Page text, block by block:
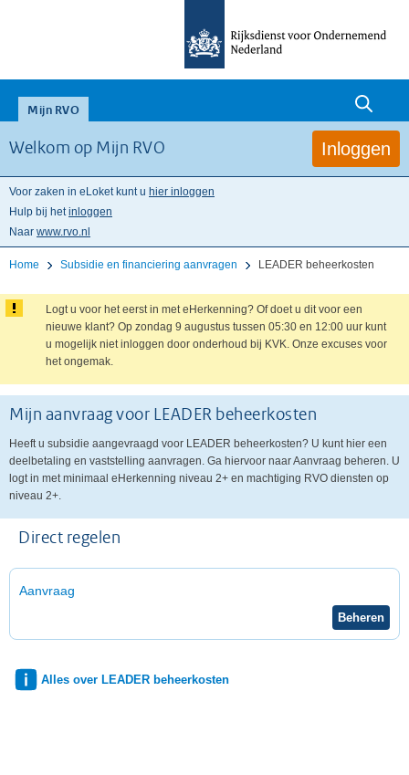
Mijn RVO
Welkom op Mijn RVO Inloggen
Voor zaken in eLoket kunt u hier inloggen
Hulp bij hetinloggen
Naar www.rvo.nl
Home Subsidie en financiering aanvragen LEADER beheerkosten
Logt u voor het eerst in met eHerkenning? Of doet u dit voor een
nieuwe klant? Op zondag 9 augustus tussen 05:30 en 12:00 uur kunt
u mogelijk niet inloggen door onderhoud bij KVK. Onze excuses voor
het ongemak.
Mijn aanvraag voor LEADER beheerkosten
Heeft u subsidie aangevraagd voor LEADER beheerkosten? U kunt hier een
deelbetaling en vaststelling aanvragen. Ga hiervoor naar Aanvraag beheren. U
logt in met minimaal eHerkenning niveau 2+ en machtiging RVO diensten op
niveau 2+.
Direct regelen
Aanvraag
Alles over LEADER beheerkosten